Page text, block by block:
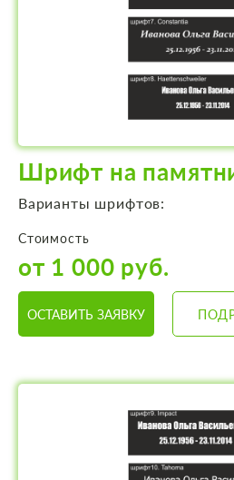
Шрифт на
Варианты шрифтов:
Стоимость
от 1 000 руб.
ОСТАВИТЬ ЗАЯВКУ